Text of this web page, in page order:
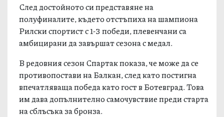
След достойното си представяне на
полуфиналите, където отстъпиха на шампиона
Рилски спортист с 1-3 победи, плевенчани са
амбицирани да завършат сезона с медал.
В редовния сезон Спартак показа, че може да се
противопостави на Балкан, след като постигна
впечатляваща победа като гост в Ботевград. Това
им дава допълнително самочувствие преди старта
на сблъсъка за бронза.